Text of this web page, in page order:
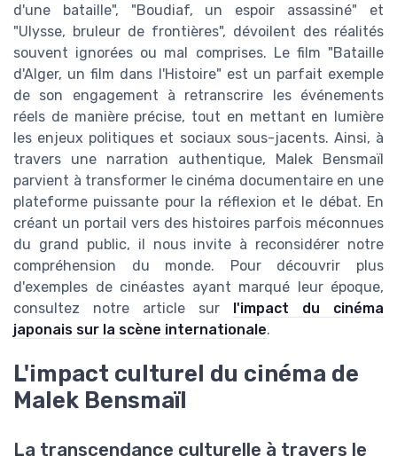
d'une bataille", "Boudiaf, un espoir assassiné" et
"Ulysse, bruleur de frontières", dévoilent des réalités
souvent ignorées ou mal comprises. Le film "Bataille
d'Alger, un film dans l'Histoire" est un parfait exemple
de son engagement à retranscrire les événements
réels de manière précise, tout en mettant en lumière
les enjeux politiques et sociaux sous-jacents. Ainsi, à
travers une narration authentique, Malek Bensmaïl
parvient à transformer le cinéma documentaire en une
plateforme puissante pour la réflexion et le débat. En
créant un portail vers des histoires parfois méconnues
du grand public, il nous invite à reconsidérer notre
compréhension du monde. Pour découvrir plus
d'exemples de cinéastes ayant marqué leur époque,
consultez notre article sur l'impact du cinéma
japonais sur la scène internationale.
L'impact culturel du cinéma de
Malek Bensmaïl
La transcendance culturelle à travers le